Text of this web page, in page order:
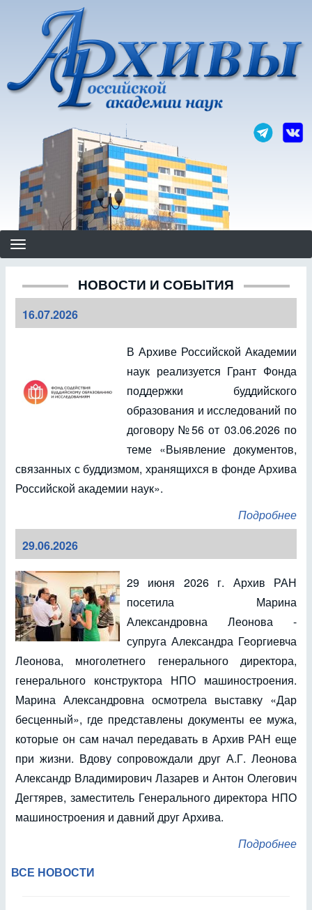
основному
содержанию
НОВОСТИ И СОБЫТИЯ
16.07.2026
В Архиве Российской Академии
наук реализуется Грант Фонда
поддержки буддийского
образования и исследований по
договору №56 от 03.06.2026 по
теме «Выявление документов,
связанных с буддизмом, хранящихся в фонде Архива
Российской академии наук».
Подробнее
29.06.2026
29 июня 2026 г. Архив РАН
посетила Марина
Александровна Леонова -
супруга Александра Георгиевча
Леонова, многолетнего генерального директора,
генерального конструктора НПО машиностроения.
Марина Александровна осмотрела выставку «Дар
бесценный», где представлены документы ее мужа,
которые он сам начал передавать в Архив РАН еще
при жизни. Вдову сопровождали друг А.Г. Леонова
Александр Владимирович Лазарев и Антон Олегович
Дегтярев, заместитель Генерального директора НПО
машиностроения и давний друг Архива.
Подробнее
ВСЕ НОВОСТИ